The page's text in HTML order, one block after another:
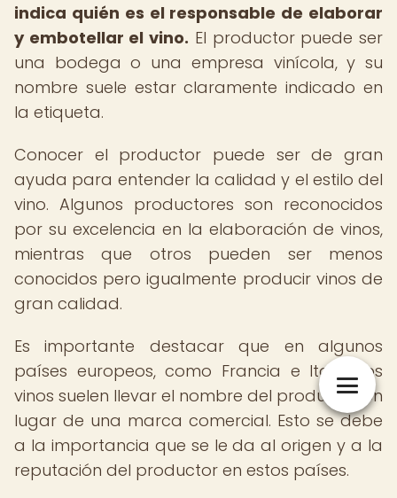
indica quién es el responsable de elaborar
y embotellar el vino. El productor puede ser
una bodega o una empresa vinícola, y su
nombre suele estar claramente indicado en
la etiqueta.
Conocer el productor puede ser de gran
ayuda para entender la calidad y el estilo del
vino. Algunos productores son reconocidos
por su excelencia en la elaboración de vinos,
mientras que otros pueden ser menos
conocidos pero igualmente producir vinos de
gran calidad.
Es importante destacar que en algunos
países europeos, como Francia e Italia, los
vinos suelen llevar el nombre del productor en
lugar de una marca comercial. Esto se debe
a la importancia que se le da al origen y a la
reputación del productor en estos países.